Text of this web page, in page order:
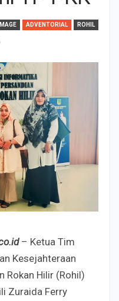
IMAGE ADVENTORIAL ROHIL
– Ketua Tim
Kesejahteraan
Rokan Hilir (Rohil)
Zuraida Ferry